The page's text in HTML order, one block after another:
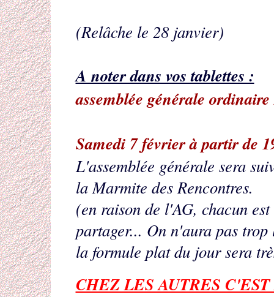
(Relâche le 28 janvier)
A noter dans vos tablettes :
assemblée générale ordinaire
Samedi 7 février à partir de
L'assemblée générale sera
la Marmite des Rencontres.
(en raison de l'AG, chacun
partager... On n'aura pas trop
la formule plat du jour sera
CHEZ LES AUTRES